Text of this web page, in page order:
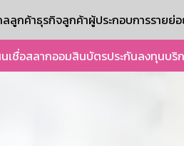
ลูกค้าธุรกิจลูกค้าผู้ประกอบการรายย่
เชื่อสลากออมสินบัตรประกันลงทุนบริ